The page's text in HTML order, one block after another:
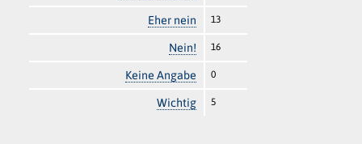
Eher nein 13
Nein! 16
Keine Angabe 0
Wichtig 5